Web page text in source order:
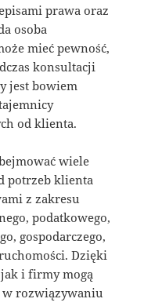
prawa oraz
osoba
mieć pewność,
konsultacji
jest bowiem
od klienta.
wiele
potrzeb klienta
z zakresu
podatkowego,
gospodarczego,
Dzięki
i firmy mogą
w rozwiązywaniu